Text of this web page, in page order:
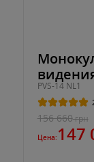
PVS-14 NL1
156 660грн
Цена: 147